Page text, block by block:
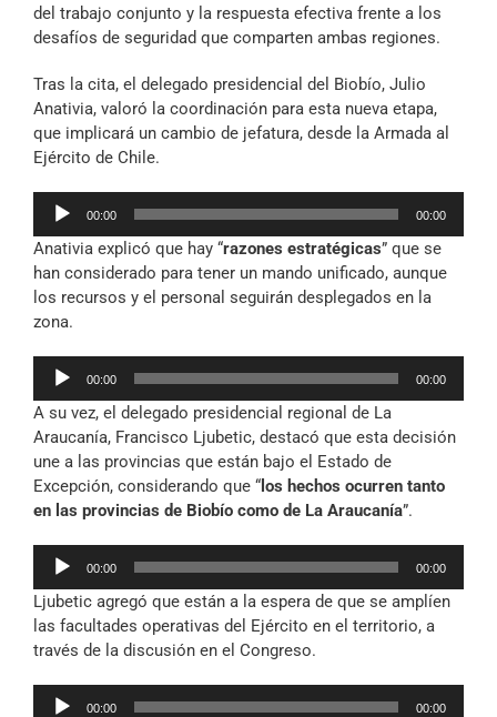
del trabajo conjunto y la respuesta efectiva frente a los
desafíos de seguridad que comparten ambas regiones.
Tras la cita, el delegado presidencial del Biobío, Julio
Anativia, valoró la coordinación para esta nueva etapa,
que implicará un cambio de jefatura, desde la Armada al
Ejército de Chile.
Reproductor
audio
00:00 00:00
Anativia explicó que hay “razones estratégicas” que se
han considerado para tener un mando unificado, aunque
los recursos y el personal seguirán desplegados en la
zona.
Reproductor
audio
00:00 00:00
A su vez, el delegado presidencial regional de La
Araucanía, Francisco Ljubetic, destacó que esta decisión
une a las provincias que están bajo el Estado de
Excepción, considerando que “ los hechos ocurren tanto
en las provincias de Biobío como de La Araucanía”.
Reproductor
audio
00:00 00:00
Ljubetic agregó que están a la espera de que se amplíen
las facultades operativas del Ejército en el territorio, a
través de la discusión en el Congreso.
Reproductor
00:00 00:00